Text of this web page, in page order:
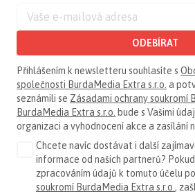
ODEBÍRAT
Přihlášením k newsletteru souhlasíte s
společnosti BurdaMedia Extra s.r.o. a
seznámili se Zásadami ochrany soukromí
BurdaMedia Extra s.r.o. bude s Vašimi
organizaci a vyhodnocení akce a zasílání
Chcete navíc dostávat i další
informace od našich partnerů?
zpracováním údajů k tomuto účelu
soukromí BurdaMedia Extra s.r.o. ,